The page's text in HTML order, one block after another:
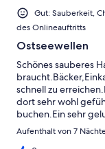
Gut: Sauberkeit,
des Onlineauftritts
Ostseewellen
Schönes sauberes
schnell zu
dort sehr wohl
buchen.Ein sehr
Aufenthalt von 7